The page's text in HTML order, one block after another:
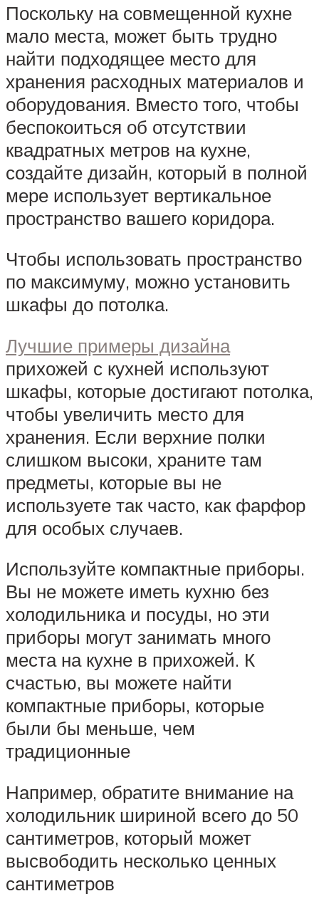
Поскольку на совмещенной кухне
мало места, может быть трудно
найти подходящее место для
хранения расходных материалов и
оборудования. Вместо того, чтобы
беспокоиться об отсутствии
квадратных метров на кухне,
создайте дизайн, который в полной
мере использует вертикальное
пространство вашего коридора.
Чтобы использовать пространство
по максимуму, можно установить
шкафы до потолка.
Лучшие примеры дизайна
прихожей с кухней используют
шкафы, которые достигают потолка,
чтобы увеличить место для
хранения. Если верхние полки
слишком высоки, храните там
предметы, которые вы не
используете так часто, как фарфор
для особых случаев.
Используйте компактные приборы.
Вы не можете иметь кухню без
холодильника и посуды, но эти
приборы могут занимать много
места на кухне в прихожей. К
счастью, вы можете найти
компактные приборы, которые
были бы меньше, чем
традиционные
Например, обратите внимание на
холодильник шириной всего до 50
сантиметров, который может
высвободить несколько ценных
сантиметров